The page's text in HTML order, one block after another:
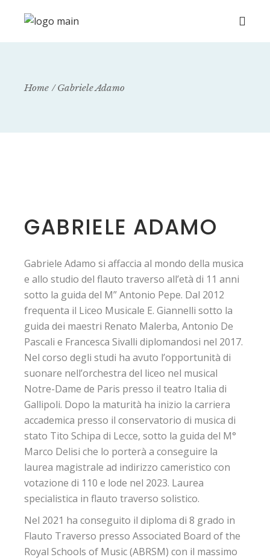
Home Gabriele Adamo
GABRIELE ADAMO
Gabriele Adamo si affaccia al mondo della musica
e allo studio del flauto traverso all’età di 11 anni
sotto la guida del M” Antonio Pepe. Dal 2012
frequenta il Liceo Musicale E. Giannelli sotto la
guida dei maestri Renato Malerba, Antonio De
Pascali e Francesca Sivalli diplomandosi nel 2017.
Nel corso degli studi ha avuto l’opportunità di
suonare nell’orchestra del liceo nel musical
Notre-Dame de Paris presso il teatro Italia di
Gallipoli. Dopo la maturità ha inizio la carriera
accademica presso il conservatorio di musica di
stato Tito Schipa di Lecce, sotto la guida del M°
Marco Delisi che lo porterà a conseguire la
laurea magistrale ad indirizzo cameristico con
votazione di 110 e lode nel 2023. Laurea
specialistica in flauto traverso solistico.
Nel 2021 ha conseguito il diploma di 8 grado in
Flauto Traverso presso Associated Board of the
Royal Schools of Music (ABRSM) con il massimo